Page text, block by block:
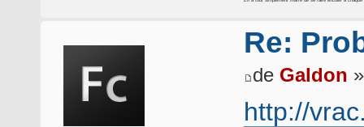
Re:
de Galdon
http://